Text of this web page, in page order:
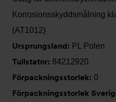
Korrosionsskyddsmålning
(AT1012)
Ursprungsland: PL Polen
Tullstatnr: 84212920
Förpackningsstorlek: 0
Förpackningsstorlek